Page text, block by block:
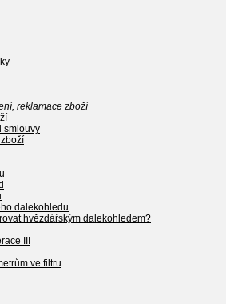
reklamace zboží
smlouvy
dalekohledu
hvězdářským dalekohledem?
III
ve filtru